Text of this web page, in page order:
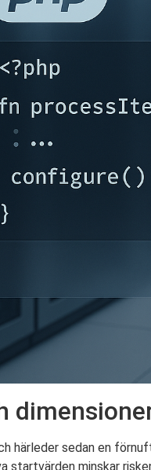
härleder sedan en
startvärden minskar